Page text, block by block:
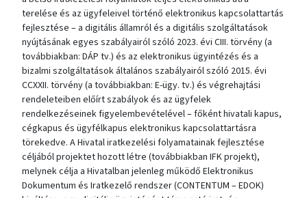
terelése és az ügyfeleivel történő elektronikus kapcsolattartás
fejlesztése – a digitális államról és a digitális szolgáltatások
nyújtásának egyes szabályairól szóló 2023. évi CIII. törvény (a
továbbiakban: DÁP tv.) és az elektronikus ügyintézés és a
bizalmi szolgáltatások általános szabályairól szóló 2015. évi
CCXXII. törvény (a továbbiakban: E-ügy. tv.) és végrehajtási
rendeleteiben előírt szabályok és az ügyfelek
rendelkezéseinek figyelembevételével – főként hivatali kapus,
cégkapus és ügyfélkapus elektronikus kapcsolattartásra
törekedve. A Hivatal iratkezelési folyamatainak fejlesztése
céljából projektet hozott létre (továbbiakban IFK projekt),
melynek célja a Hivatalban jelenleg működő Elektronikus
Dokumentum és Iratkezelő rendszer (CONTENTUM – EDOK)